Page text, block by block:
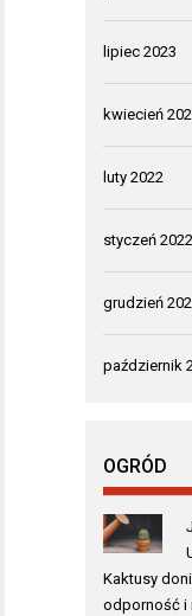
lipiec 2023
kwiecień
luty 2022
styczeń 2022
grudzień
październik
OGRÓD
Kaktusy
odporność i